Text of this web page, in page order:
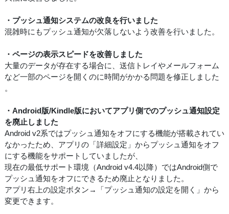
・プッシュ通知システムの改良を行いました
混雑時にもプッシュ通知が欠落しないよう改善を行いました。
・ページの表示スピードを改善しました
大量のデータが存在する場合に、送信トレイやメールフォーム
など一部のページを開くのに時間がかかる問題を修正しました
。
・Android版/Kindle版においてアプリ側でのプッシュ通知設定
を廃止しました
Android v2系ではプッシュ通知をオフにする機能が搭載されてい
なかったため、アプリの「詳細設定」からプッシュ通知をオフ
にする機能をサポートしていましたが、
現在の最低サポート環境（Android v4.4以降）ではAndroid側で
プッシュ通知をオフにできるため廃止となりました。
アプリ右上の設定ボタン→「プッシュ通知の設定を開く」から
変更できます。